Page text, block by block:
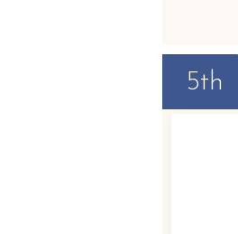
5th